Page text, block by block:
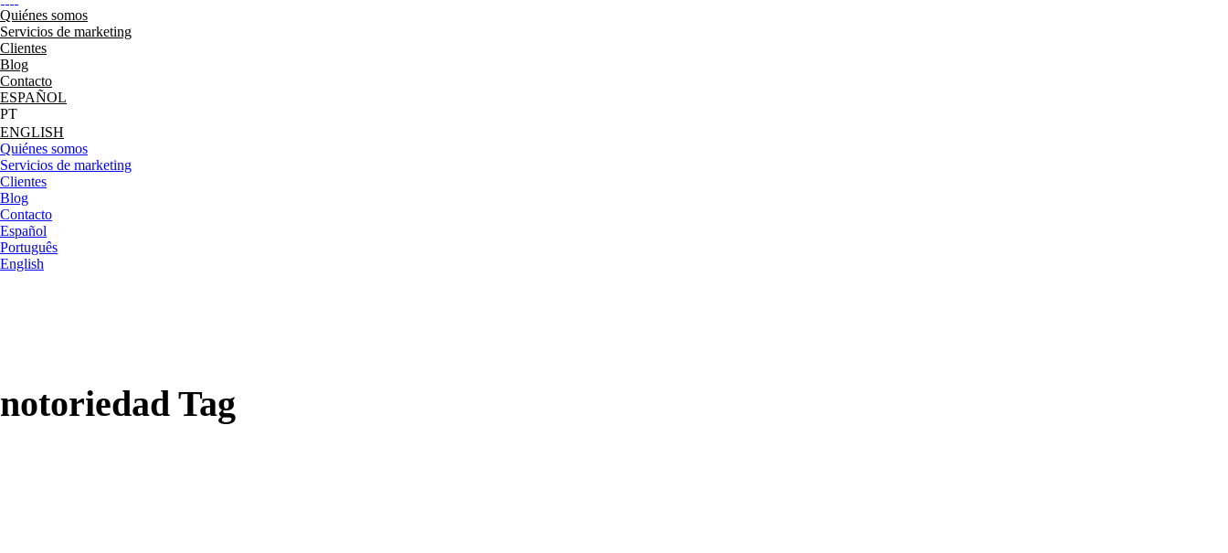
Quiénes somos
Servicios de marketing
Clientes
Blog
Contacto
ESPAÑOL
ENGLISH
Quiénes somos
Servicios de marketing
Clientes
Blog
Contacto
Español
Português
English
notoriedad Tag